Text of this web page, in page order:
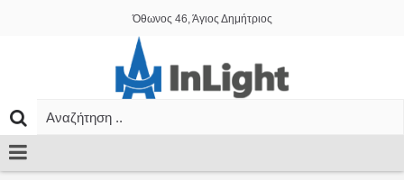
Όθωνος 46, Άγιος Δημήτριος